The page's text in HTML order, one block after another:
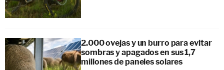
2.000 ovejas y un burro para evitar
sombras y apagados en sus 1,7
millones de paneles solares